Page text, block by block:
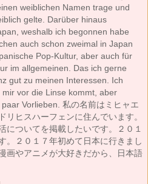
weiblichen Namen trage und
gelte. Darüber hinaus
weshalb ich begonnen habe
auch schon zweimal in Japan
Pop-Kultur, aber auch für
im allgemeinen. Das ich gerne
gut zu meinen Interessen. Ich
vor die Linse kommt, aber
Vorlieben. 私の名前はミヒャエ
リヒスハーフェンに住んでいます。
についてを掲載したいです。２０１
。２０１７年初めて日本に行きまし
画やアニメが大好きだから、日本語